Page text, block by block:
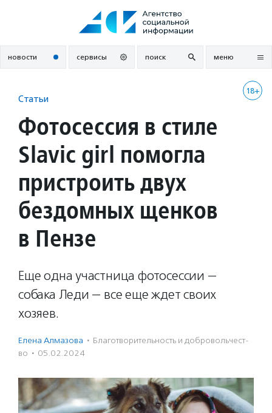
новости сервисы поиск меню
18+
Статьи
Фотосессия в стиле
Slavic girl помогла
пристроить двух
бездомных щенков
в Пензе
Еще одна участница фотосессии —
собака Леди — все еще ждет своих
хозяев.
Елена Алмазова · Благотвори­тель­ность и доброволь­чест­
во · 05.02.2024